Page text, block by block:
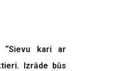
“Sievu kari ar
Izrāde būs